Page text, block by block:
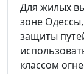
Для жилых
зоне
защиты
классом